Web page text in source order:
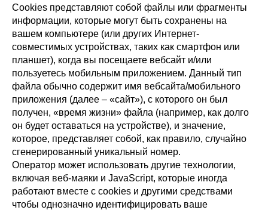
Cookies представляют собой файлы или фрагменты
информации, которые могут быть сохранены на
вашем компьютере (или других Интернет-
совместимых устройствах, таких как смартфон или
планшет), когда вы посещаете вебсайт и/или
пользуетесь мобильным приложением. Данный тип
файла обычно содержит имя вебсайта/мобильного
приложения (далее – «сайт»), с которого он был
получен, «время жизни» файла (например, как долго
он будет оставаться на устройстве), и значение,
которое, представляет собой, как правило, случайно
сгенерированный уникальный номер.
Оператор может использовать другие технологии,
включая веб-маяки и JavaScript, которые иногда
работают вместе с cookies и другими средствами
чтобы однозначно идентифицировать ваше